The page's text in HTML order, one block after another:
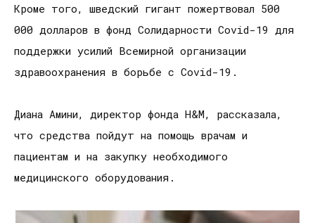
Кроме того, шведский гигант пожертвовал 500
000 долларов в фонд Солидарности Covid-19 для
поддержки усилий Всемирной организации
здравоохранения в борьбе с Covid-19.
Диана Амини, директор фонда H&M, рассказала,
что средства пойдут на помощь врачам и
пациентам и на закупку необходимого
медицинского оборудования.